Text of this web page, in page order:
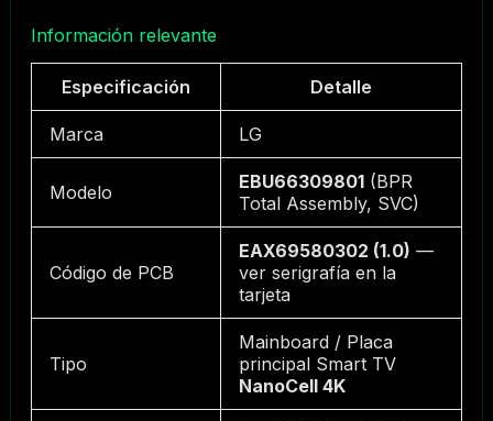
Información relevante
Especificación Detalle
Marca LG
Modelo EBU66309801(BPR
Total Assembly, SVC)
Código de PCB
EAX69580302 (1.0) —
ver serigrafía en la
tarjeta
Tipo
Mainboard / Placa
principal Smart TV
NanoCell 4K